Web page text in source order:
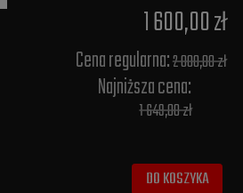
1 600,00 zł
Cena regularna:2 000,00 zł
Najniższa cena:
1 649,00 zł
DO KOSZYKA